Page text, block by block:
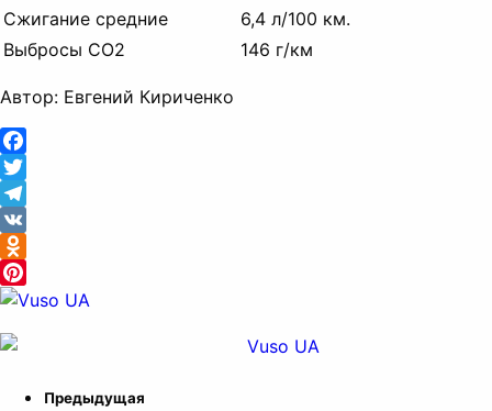
Сжигание средние
6,4 л/100 км.
Выбросы CO2
146 г/км
Автор: Евгений Кириченко
Facebook
Twitter
Telegram
VK
Odnoklassniki
Pinterest
Предыдущая